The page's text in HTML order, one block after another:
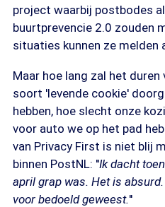
project waarbij postbodes
buurtprevencie 2.0 zouden
situaties kunnen ze melden
Maar hoe lang zal het
soort 'levende cookie'
hebben, hoe slecht onze
voor auto we op het pad
van Privacy First is niet blij
binnen PostNL: ''Ik dacht
april grap was. Het is
voor bedoeld geweest.''